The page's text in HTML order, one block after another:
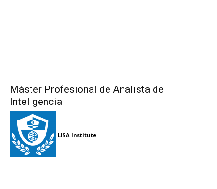
Máster Profesional de Analista de
Inteligencia
LISA Institute